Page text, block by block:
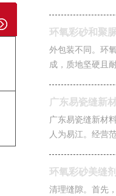
环氧彩砂和聚
外包装不同。环
成，质地坚硬且
广东易瓷缝新
广东易瓷缝新材
人为易江。经营
环氧彩砂美缝
清理缝隙。首先